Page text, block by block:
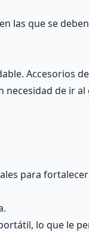
las que se
Accesorios de
necesidad de ir al
para
lo que le